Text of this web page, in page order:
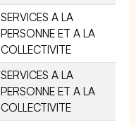
SERVICES A LA
PERSONNE ET A LA
COLLECTIVITE
SERVICES A LA
PERSONNE ET A LA
COLLECTIVITE